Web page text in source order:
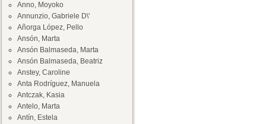
Anno, Moyoko
Annunzio, Gabriele D\'
Añorga López, Pello
Ansón, Marta
Ansón Balmaseda, Marta
Ansón Balmaseda, Beatriz
Anstey, Caroline
Anta Rodríguez, Manuela
Antczak, Kasia
Antelo, Marta
Antín, Estela